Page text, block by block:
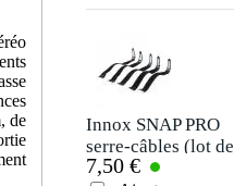
de
Innox SNAP PRO
serre-câbles (lot de
5)
7,50 €